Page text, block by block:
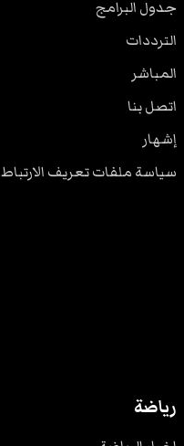
جدول البرامج
الترددات
المباشر
اتصل بنا
إشهار
سياسة ملفات تعريف الارتباط
رياضة